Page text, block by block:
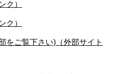
ク）
ク）
をご覧下さい)（外部サイト